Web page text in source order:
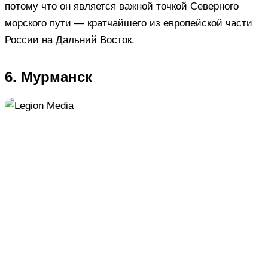
потому что он является важной точкой Северного
морского пути — кратчайшего из европейской части
России на Дальний Восток.
6. Мурманск